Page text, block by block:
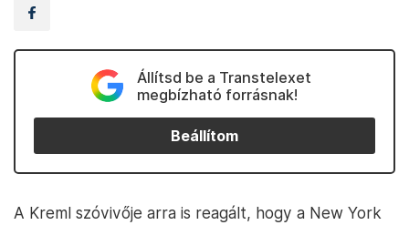
Állítsd be a Transtelexet
megbízható forrásnak!
Beállítom
A Kreml szóvivője arra is reagált, hogy a New York